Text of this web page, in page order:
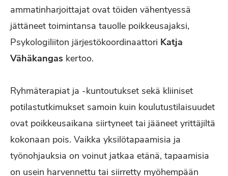
ammatinharjoittajat ovat töiden vähentyessä
jättäneet toimintansa tauolle poikkeusajaksi,
Psykologiliiton järjestökoordinaattori Katja
Vähäkangas kertoo.
Ryhmäterapiat ja -kuntoutukset sekä kliiniset
potilastutkimukset samoin kuin koulutustilaisuudet
ovat poikkeusaikana siirtyneet tai jääneet yrittäjiltä
kokonaan pois. Vaikka yksilötapaamisia ja
työnohjauksia on voinut jatkaa etänä, tapaamisia
on usein harvennettu tai siirretty myöhempään